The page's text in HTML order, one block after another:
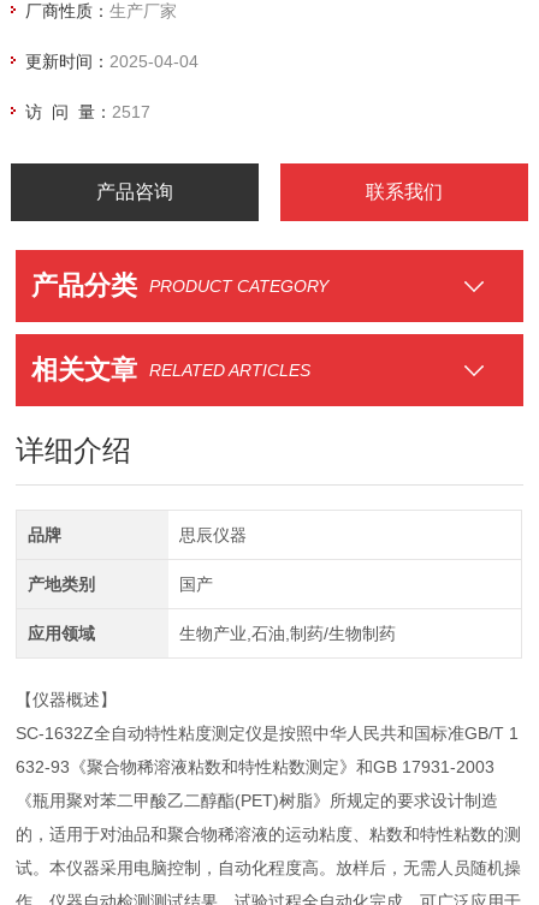
厂商性质： 生产厂家
更新时间： 2025-04-04
访 问 量： 2517
产品咨询 联系我们
产品分类 PRODUCT CATEGORY
相关文章 RELATED ARTICLES
详细介绍
品牌 思辰仪器
产地类别 国产
应用领域 生物产业,石油,制药/生物制药
【仪器概述】
SC-1632Z全自动特性粘度测定仪是按照中华人民共和国标准GB/T 1
632-93《聚合物稀溶液粘数和特性粘数测定》和GB 17931-2003
《瓶用聚对苯二甲酸乙二醇酯(PET)树脂》所规定的要求设计制造
的，适用于对油品和聚合物稀溶液的运动粘度、粘数和特性粘数的测
试。本仪器采用电脑控制，自动化程度高。放样后，无需人员随机操